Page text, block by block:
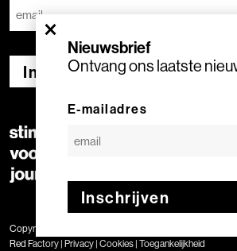
×
Nieuwsbrief
Ontvang ons laatste
E-mailadres
Inschrijven
Inschrijven
Copyright © 2020 Stimuleringsfonds voor de
Red Factory | Privacy | Cookies | Toegankelijkheid